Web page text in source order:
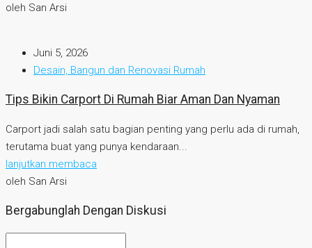
oleh San Arsi
Juni 5, 2026
Desain, Bangun dan Renovasi Rumah
Tips Bikin Carport Di Rumah Biar Aman Dan Nyaman
Carport jadi salah satu bagian penting yang perlu ada di rumah,
terutama buat yang punya kendaraan...
lanjutkan membaca
oleh San Arsi
Bergabunglah Dengan Diskusi